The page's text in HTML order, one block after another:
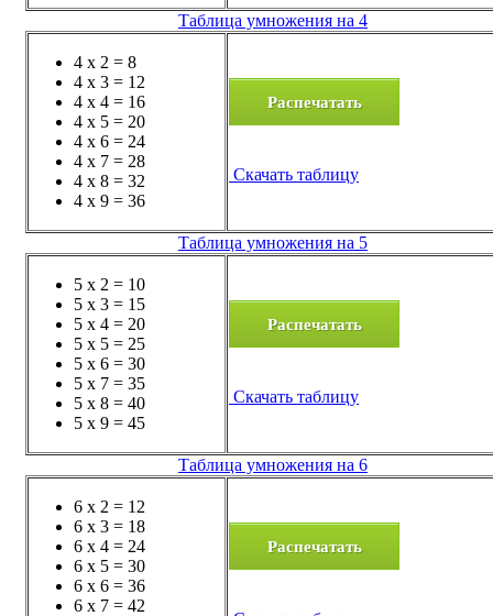
Таблица умножения на 4
4 x 2 = 8
4 x 3 = 12
4 x 4 = 16
4 x 5 = 20
4 x 6 = 24
4 x 7 = 28
4 x 8 = 32
4 x 9 = 36
Распечатать
Скачать таблицу
Таблица умножения на 5
5 x 2 = 10
5 x 3 = 15
5 x 4 = 20
5 x 5 = 25
5 x 6 = 30
5 x 7 = 35
5 x 8 = 40
5 x 9 = 45
Распечатать
Скачать таблицу
Таблица умножения на 6
6 x 2 = 12
6 x 3 = 18
6 x 4 = 24
6 x 5 = 30
6 x 6 = 36
6 x 7 = 42
Распечатать